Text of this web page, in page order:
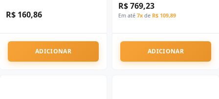
R$ 160,86
ADICIONAR
R$ 769,23
Em até 7x de R$ 109,89
ADICIONAR